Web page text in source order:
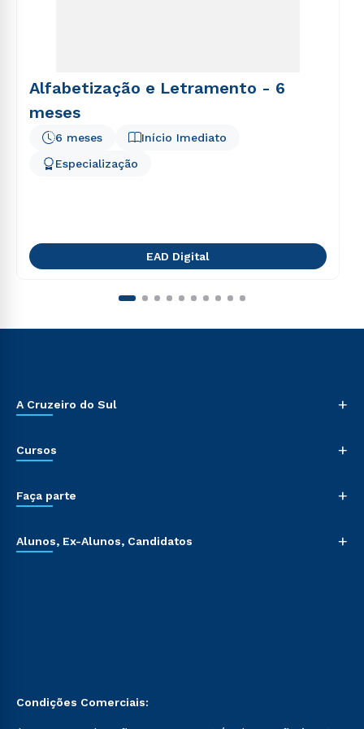
Alfabetização e Letramento - 6
meses
Início Imediato
6 meses
Especialização
EAD Digital
A Cruzeiro do Sul +
Cursos +
Faça parte +
Alunos, Ex-Alunos, Candidatos +
Condições Comerciais: